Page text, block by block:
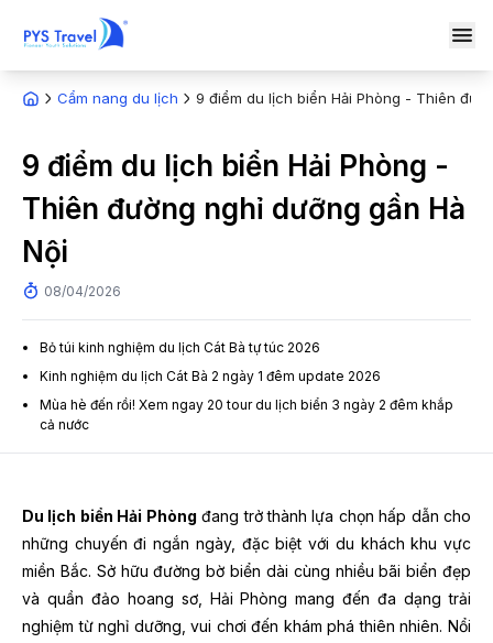
Cẩm nang du lịch 9 điểm du lịch biển Hải Phòng - Thiên
9 điểm du lịch biển Hải Phòng -
Thiên đường nghỉ dưỡng gần Hà
Nội
08/04/2026
Bỏ túi kinh nghiệm du lịch Cát Bà tự túc 2026
Kinh nghiệm du lịch Cát Bà 2 ngày 1 đêm update 2026
Mùa hè đến rồi! Xem ngay 20 tour du lịch biển 3 ngày 2 đêm khắp
cả nước
Du lịch biển Hải Phòng đang trở thành lựa chọn hấp dẫn cho
những chuyến đi ngắn ngày, đặc biệt với du khách khu vực
miền Bắc. Sở hữu đường bờ biển dài cùng nhiều bãi biển đẹp
và quần đảo hoang sơ, Hải Phòng mang đến đa dạng trải
nghiệm từ nghỉ dưỡng, vui chơi đến khám phá thiên nhiên. Nổi